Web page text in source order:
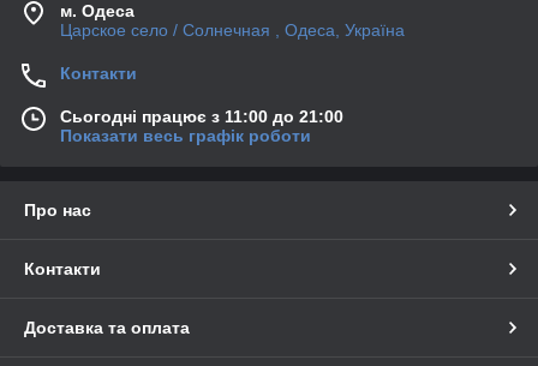
м. Одеса
Царское село / Солнечная , Одеса, Україна
Контакти
Сьогодні працює з 11:00 до 21:00
Показати весь графік роботи
Про нас
Контакти
Доставка та оплата